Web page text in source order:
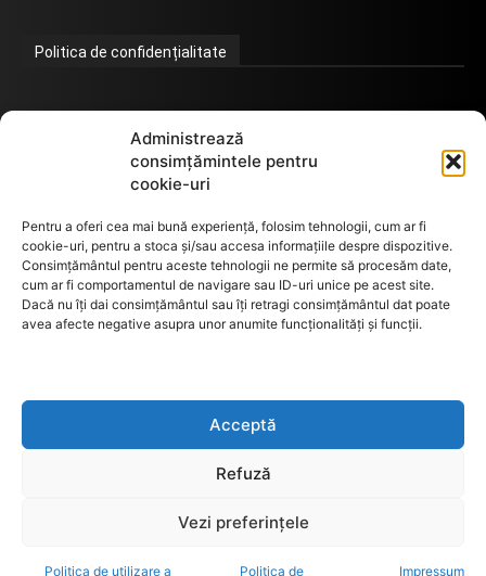
Administrează
consimțămintele pentru
cookie-uri
Pentru a oferi cea mai bună experiență, folosim tehnologii, cum ar fi
cookie-uri, pentru a stoca și/sau accesa informațiile despre dispozitive.
Consimțământul pentru aceste tehnologii ne permite să procesăm date,
cum ar fi comportamentul de navigare sau ID-uri unice pe acest site.
Dacă nu îți dai consimțământul sau îți retragi consimțământul dat poate
avea afecte negative asupra unor anumite funcționalități și funcții.
Acceptă
Refuză
Vezi preferințele
Politica de utilizare a Politica de Impressum
Politica de confidențialitate
Termeni de utilizare
GDPR
Anunturi de licitații